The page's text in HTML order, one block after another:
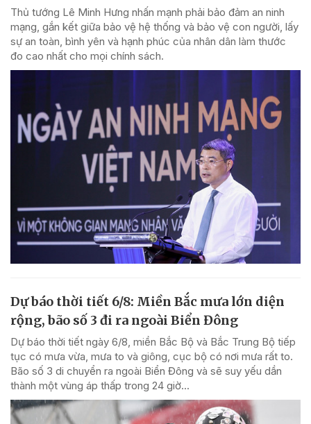
Thủ tướng Lê Minh Hưng nhấn mạnh phải bảo đảm an ninh
mạng, gắn kết giữa bảo vệ hệ thống và bảo vệ con người, lấy
sự an toàn, bình yên và hạnh phúc của nhân dân làm thước
đo cao nhất cho mọi chính sách.
Dự báo thời tiết 6/8: Miền Bắc mưa lớn diện
rộng, bão số 3 đi ra ngoài Biển Đông
Dự báo thời tiết ngày 6/8, miền Bắc Bộ và Bắc Trung Bộ tiếp
tục có mưa vừa, mưa to và giông, cục bộ có nơi mưa rất to.
Bão số 3 di chuyển ra ngoài Biển Đông và sẽ suy yếu dần
thành một vùng áp thấp trong 24 giờ...